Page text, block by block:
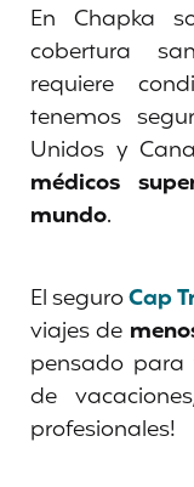
En Chapka
cobertura
requiere
tenemos
Unidos y
médicos
mundo.
El seguroCap
viajes de
pensado para
de
profesionales!